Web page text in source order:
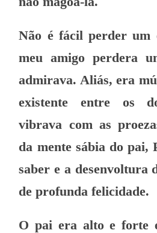
Não é fácil perder um
meu amigo perdera
admirava. Aliás, era
existente entre os
vibrava com as
da mente sábia do pai,
saber e a desenvoltura
de profunda felicidade.
O pai era alto e forte